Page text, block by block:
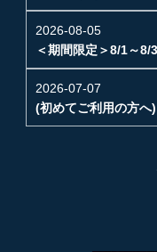
2026-08-05
＜期間限定＞8/1～8/
2026-07-07
(初めてご利用の方へ
＜夏の特別企画＞ベ